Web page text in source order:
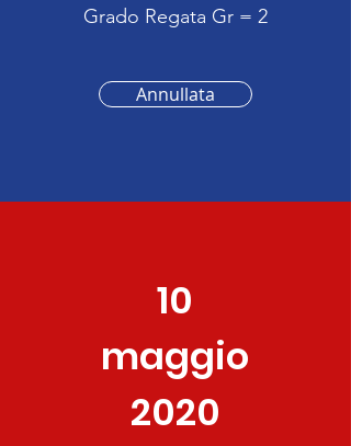
Grado Regata Gr = 2
Annullata
10
maggio
2020